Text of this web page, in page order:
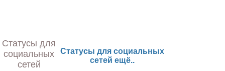
Статусы для
социальных
сетей
Статусы для социальных
сетей ещё..